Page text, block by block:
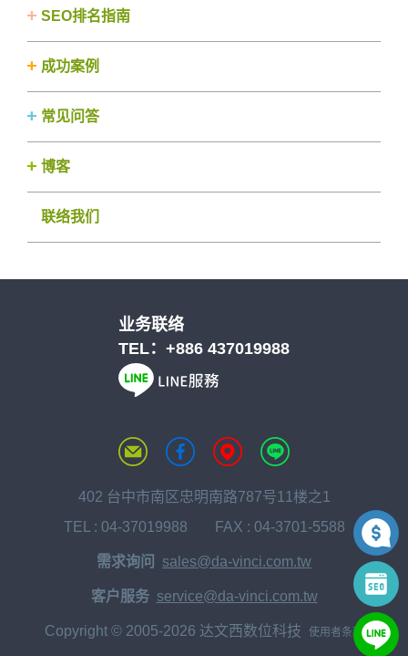
SEO排名指南
成功案例
常见问答
博客
联络我们
业务联络
TEL： +886 437019988
402 台中市南区忠明南路787号11楼之1
TEL : 04-37019988 FAX : 04-3701-5588
需求询问 sales@da-vinci.com.tw
客户服务 service@da-vinci.com.tw
Copyright © 2005-2026 达文西数位科技 使用者条款